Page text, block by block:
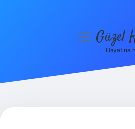
menüyüGüzel
Hayatına